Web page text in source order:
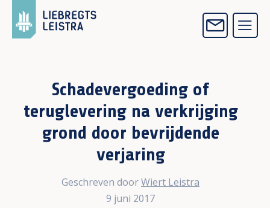
Schadevergoeding of
teruglevering na verkrijging
grond door bevrijdende
verjaring
Geschreven doorWiert Leistra
9 juni 2017